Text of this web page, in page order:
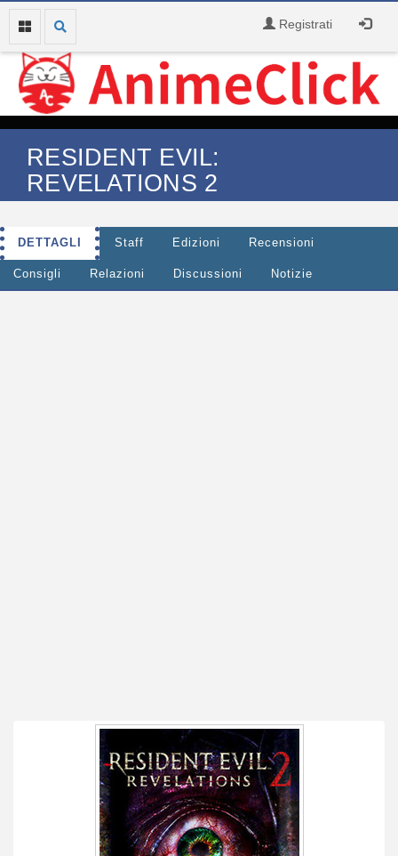
Registrati
RESIDENT EVIL:
REVELATIONS 2
DETTAGLI Staff Edizioni Recensioni
Consigli Relazioni Discussioni Notizie